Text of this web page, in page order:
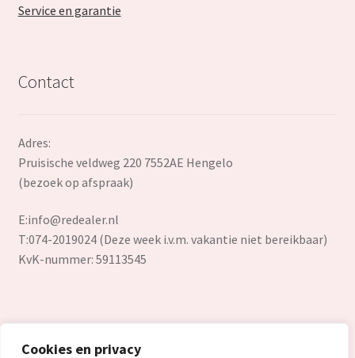
Cookies en privacy
Service en garantie
Contact
Adres:
Pruisische veldweg 220 7552AE Hengelo
(bezoek op afspraak)
E:info@redealer.nl
T:074-2019024 (Deze week i.v.m. vakantie niet bereikbaar)
KvK-nummer: 59113545